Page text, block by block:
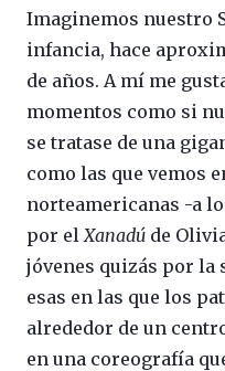
Imaginemos nuestro
infancia, hace
de años. A mí me
momentos como si
se tratase de una
como las que vemos
norteamericanas -a
por elXanadú de
jóvenes quizás por la
esas en las que los
alrededor de un
en una coreografía